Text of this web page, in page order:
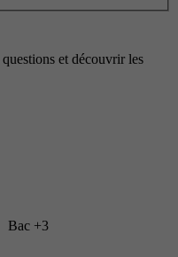
et découvrir les
Bac +3